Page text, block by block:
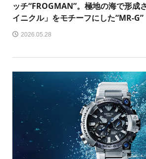
ッチ“FROGMAN”。極地の海で形成
イニクル」をモチーフにした“MR-G”
2026.05.28